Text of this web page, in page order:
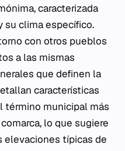
caracterizada
su clima específico.
con otros pueblos
a las mismas
que definen la
características
término municipal más
lo que sugiere
elevaciones típicas de